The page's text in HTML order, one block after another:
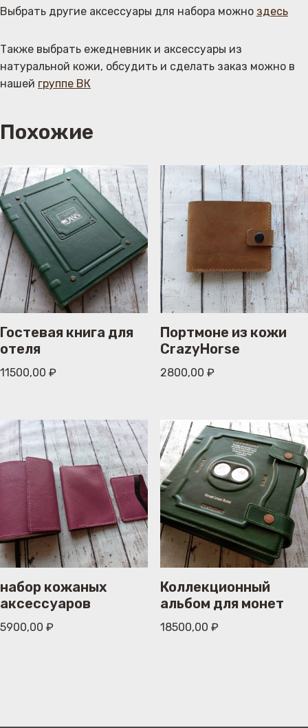
Выбрать другие аксессуары для набора можно здесь
Также выбрать ежедневник и аксессуары из
натуральной кожи, обсудить и сделать заказ можно в
нашей группе ВК
Похожие
Гостевая книга для
отеля
11500,00 ₽
Портмоне из кожи
CrazyHorse
2800,00 ₽
набор кожаных
аксессуаров
5900,00 ₽
Коллекционный
альбом для монет
18500,00 ₽